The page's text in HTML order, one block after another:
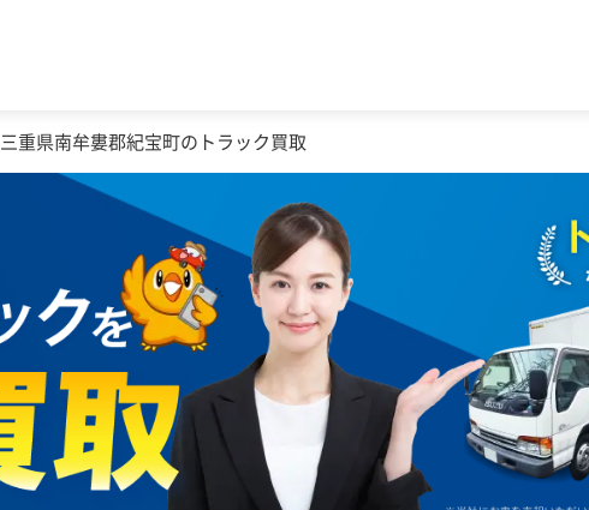
三重県南牟婁郡紀宝町のトラック買取